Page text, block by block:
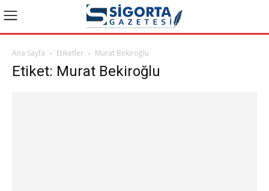
Ana Sayfa Etiketler Murat Bekiroğlu
Etiket: Murat Bekiroğlu